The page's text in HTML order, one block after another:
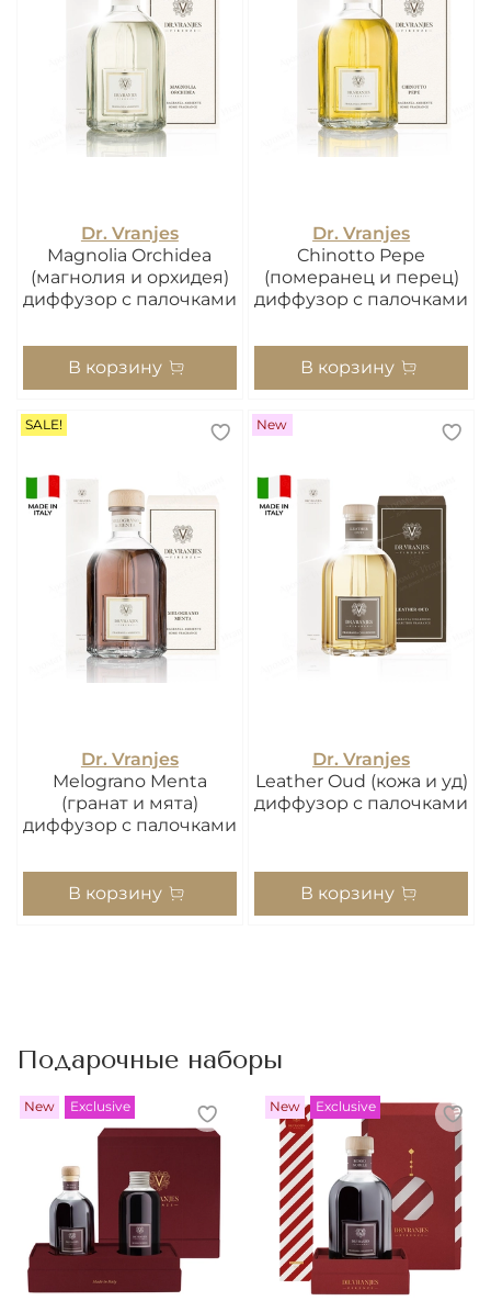
Dr. Vranjes
Magnolia Orchidea
(магнолия и орхидея)
диффузор с палочками
В корзину
Dr. Vranjes
Chinotto Pepe
(померанец и перец)
диффузор с палочками
В корзину
SALE!
Dr. Vranjes
Melograno Menta
(гранат и мята)
диффузор с палочками
В корзину
New
Dr. Vranjes
Leather Oud (кожа и уд)
диффузор с палочками
В корзину
Подарочные наборы
New Exclusive New Exclusive